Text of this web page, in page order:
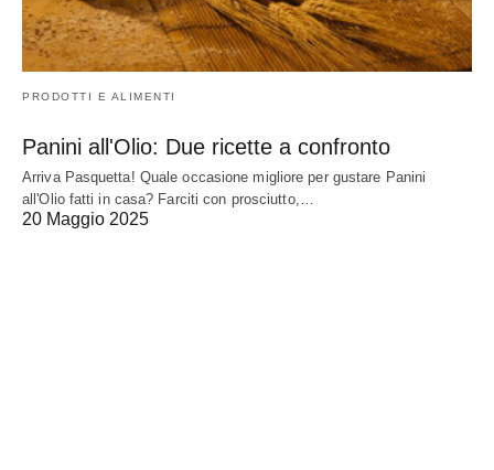
PRODOTTI E ALIMENTI
Panini all'Olio: Due ricette a confronto
Arriva Pasquetta! Quale occasione migliore per gustare Panini
all'Olio fatti in casa? Farciti con prosciutto,…
20 Maggio 2025